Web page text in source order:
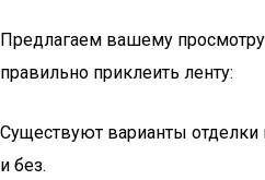
Предлагаем вашему
правильно приклеить ленту:
Существуют варианты отделки
и без.